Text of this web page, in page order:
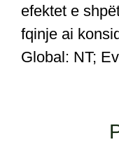
efektet e
fqinje ai
Global: NT;